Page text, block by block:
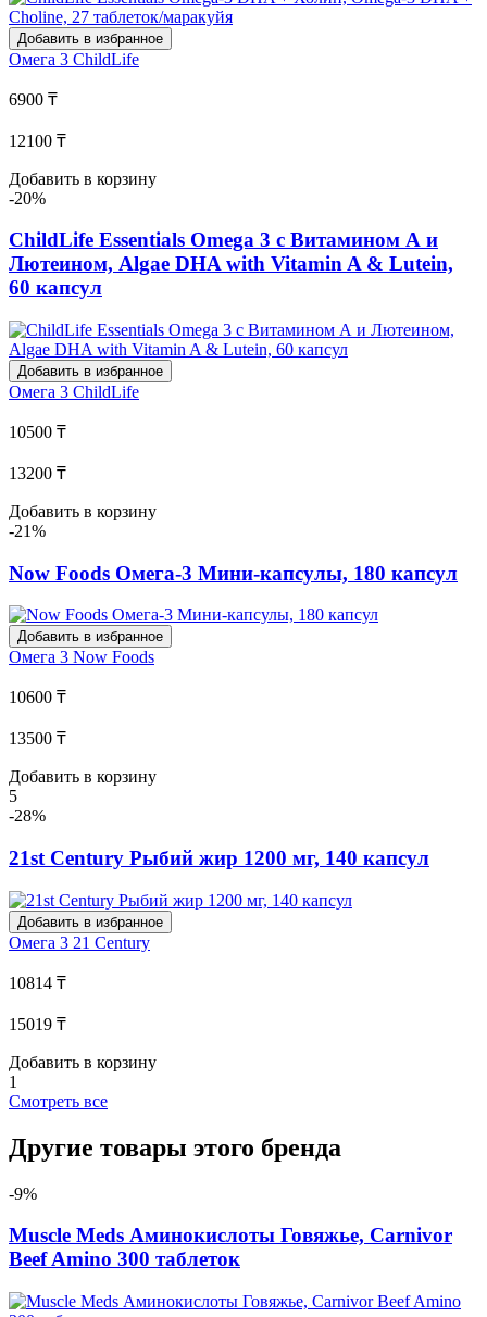
Добавить в избранное
Омега 3 ChildLife
6900 ₸
12100 ₸
Добавить в корзину
-20%
ChildLife Essentials Omega 3 с Витамином А и
Лютеином, Algae DHA with Vitamin A & Lutein,
60 капсул
Добавить в избранное
Омега 3 ChildLife
10500 ₸
13200 ₸
Добавить в корзину
-21%
Now Foods Омега-3 Мини-капсулы, 180 капсул
Добавить в избранное
Омега 3 Now Foods
10600 ₸
13500 ₸
Добавить в корзину
5
-28%
21st Century Рыбий жир 1200 мг, 140 капсул
Добавить в избранное
Омега 3 21 Century
10814 ₸
15019 ₸
Добавить в корзину
1
Смотреть все
Другие товары этого бренда
-9%
Muscle Meds Аминокислоты Говяжье, Carnivor
Beef Amino 300 таблеток